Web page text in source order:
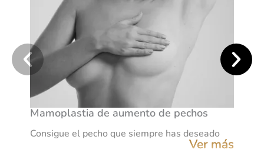
Mamoplastia de aumento de pechos
Consigue el pecho que siempre has deseado
Ver más